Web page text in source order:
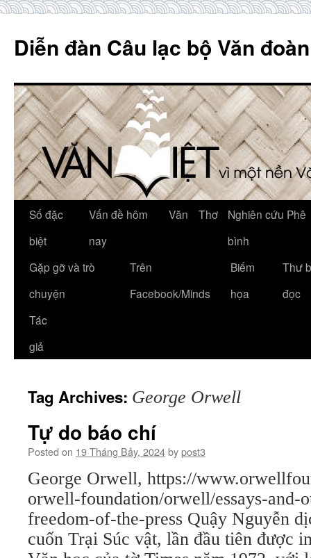
content
Diễn đàn Câu lạc bộ Văn
Số đặc
biệt
Vấn đề hôm
nay
Văn Thơ
Nghiên cứu Phê
bình
Gặp gỡ và trò
chuyện
Trên
Facebook/Minds
Biếm
họa
Thư
đọc
Tác
giả
Tag Archives: George Orwell
Tự do báo chí
Posted on 19 Tháng Bảy, 2024bypost3
George Orwell, https://
orwell-foundation/orwell/essays-and-
freedom-of-the-press Quậy Nguyễn
cuốn Trại Súc vật, lần đầu tiên được